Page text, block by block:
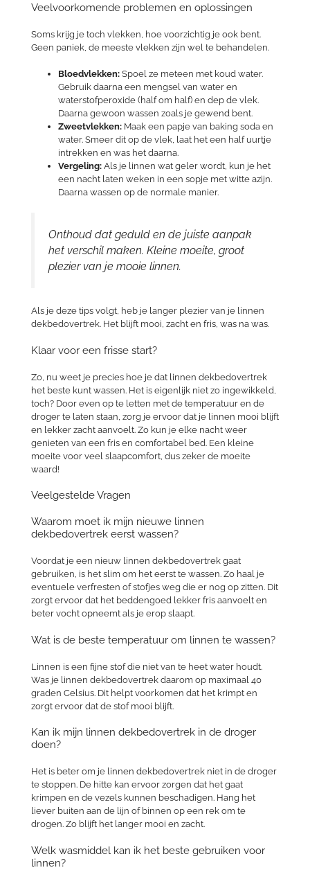
Veelvoorkomende problemen en oplossingen
Soms krijg je toch vlekken, hoe voorzichtig je ook bent.
Geen paniek, de meeste vlekken zijn wel te behandelen.
Bloedvlekken: Spoel ze meteen met koud water.
Gebruik daarna een mengsel van water en
waterstofperoxide (half om half) en dep de vlek.
Daarna gewoon wassen zoals je gewend bent.
Zweetvlekken: Maak een papje van baking soda en
water. Smeer dit op de vlek, laat het een half uurtje
intrekken en was het daarna.
Vergeling: Als je linnen wat geler wordt, kun je het
een nacht laten weken in een sopje met witte azijn.
Daarna wassen op de normale manier.
Onthoud dat geduld en de juiste aanpak
het verschil maken. Kleine moeite, groot
plezier van je mooie linnen.
Als je deze tips volgt, heb je langer plezier van je linnen
dekbedovertrek. Het blijft mooi, zacht en fris, was na was.
Klaar voor een frisse start?
Zo, nu weet je precies hoe je dat linnen dekbedovertrek
het beste kunt wassen. Het is eigenlijk niet zo ingewikkeld,
toch? Door even op te letten met de temperatuur en de
droger te laten staan, zorg je ervoor dat je linnen mooi blijft
en lekker zacht aanvoelt. Zo kun je elke nacht weer
genieten van een fris en comfortabel bed. Een kleine
moeite voor veel slaapcomfort, dus zeker de moeite
waard!
Veelgestelde Vragen
Waarom moet ik mijn nieuwe linnen
dekbedovertrek eerst wassen?
Voordat je een nieuw linnen dekbedovertrek gaat
gebruiken, is het slim om het eerst te wassen. Zo haal je
eventuele verfresten of stofjes weg die er nog op zitten. Dit
zorgt ervoor dat het beddengoed lekker fris aanvoelt en
beter vocht opneemt als je erop slaapt.
Wat is de beste temperatuur om linnen te wassen?
Linnen is een fijne stof die niet van te heet water houdt.
Was je linnen dekbedovertrek daarom op maximaal 40
graden Celsius. Dit helpt voorkomen dat het krimpt en
zorgt ervoor dat de stof mooi blijft.
Kan ik mijn linnen dekbedovertrek in de droger
doen?
Het is beter om je linnen dekbedovertrek niet in de droger
te stoppen. De hitte kan ervoor zorgen dat het gaat
krimpen en de vezels kunnen beschadigen. Hang het
liever buiten aan de lijn of binnen op een rek om te
drogen. Zo blijft het langer mooi en zacht.
Welk wasmiddel kan ik het beste gebruiken voor
linnen?